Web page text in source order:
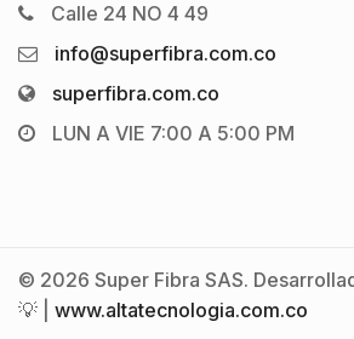
Calle 24 NO 4 49
info@superfibra.com.co
superfibra.com.co
LUN A VIE 7:00 A 5:00 PM
© 2026 Super Fibra SAS.
💡 | www.altatecnologia.com.co